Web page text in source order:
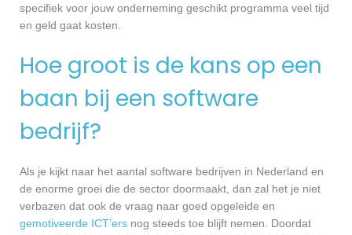
specifiek voor jouw onderneming geschikt programma veel tijd
en geld gaat kosten.
Hoe groot is de kans op een
baan bij een software
bedrijf?
Als je kijkt naar het aantal software bedrijven in Nederland en
de enorme groei die de sector doormaakt, dan zal het je niet
verbazen dat ook de vraag naar goed opgeleide en
gemotiveerde ICT’ers nog steeds toe blijft nemen. Doordat